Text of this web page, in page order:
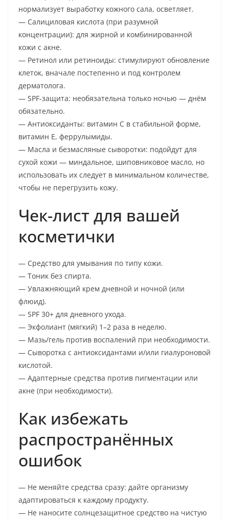
нормализует выработку кожного сала, осветляет.
— Салициловая кислота (при разумной
концентрации): для жирной и комбинированной
кожи с акне.
— Ретинол или ретиноиды: стимулируют обновление
клеток, вначале постепенно и под контролем
дерматолога.
— SPF-защита: необязательна только ночью — днём
обязательно.
— Антиоксиданты: витамин C в стабильной форме,
витамин E, феррулымиды.
— Масла и безмасляные сыворотки: подойдут для
сухой кожи — миндальное, шиповниковое масло, но
использовать их следует в минимальном количестве,
чтобы не перегрузить кожу.
Чек-лист для вашей
косметички
— Средство для умывания по типу кожи.
— Тоник без спирта.
— Увлажняющий крем дневной и ночной (или
флюид).
— SPF 30+ для дневного ухода.
— Экфолиант (мягкий) 1–2 раза в неделю.
— Мазь/гель против воспалений при необходимости.
— Сыворотка с антиоксидантами и/или гиалуроновой
кислотой.
— Адаптерные средства против пигментации или
акне (при необходимости).
Как избежать
распространённых
ошибок
— Не меняйте средства сразу: дайте организму
адаптироваться к каждому продукту.
— Не наносите солнцезащитное средство на чистую